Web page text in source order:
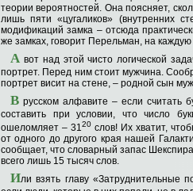
теории вероятностей. Она поясняет,
лишь пяти «цугаликов» (внутренних
модификаций замка – отсюда
же замках, говорит Перельман, на
А вот над этой чисто логической
портрет. Перед ним стоит мужчина.
портрет висит на стене, – родной сын
В русском алфавите – если считать
составить при условии, что число
ошеломляет – 3120 слов! Их хватит,
от одного до другого края нашей
сообщает, что словарный запас
всего лишь 15 тысяч слов.
Или взять главу «Затруднительные